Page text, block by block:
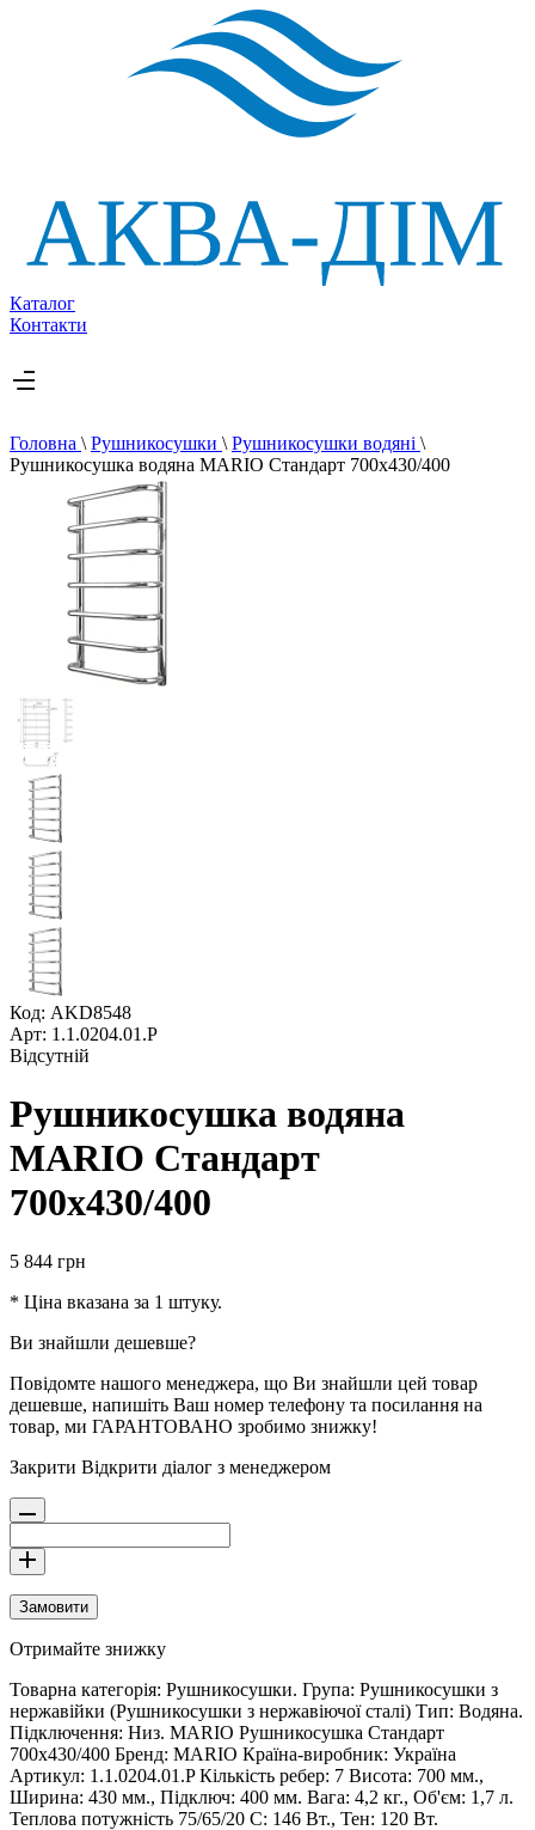
Каталог
Контакти
Головна \ Рушникосушки \ Рушникосушки водяні \
Рушникосушка водяна MARIO Стандарт 700х430/400
Код: AKD8548
Арт: 1.1.0204.01.P
Відсутній
Рушникосушка водяна
MARIO Стандарт
700х430/400
5 844 грн
* Ціна вказана за 1 штуку.
Ви знайшли дешевше?
Повідомте нашого менеджера, що Ви знайшли цей товар
дешевше, напишіть Ваш номер телефону та посилання на
товар, ми ГАРАНТОВАНО зробимо знижку!
Закрити Відкрити діалог з менеджером
Замовити
Отримайте знижку
Товарна категорія: Рушникосушки. Група: Рушникосушки з
нержавійки (Рушникосушки з нержавіючої сталі) Тип: Водяна.
Підключення: Низ. MARIO Рушникосушка Стандарт
700х430/400 Бренд: MARIO Країна-виробник: Україна
Артикул: 1.1.0204.01.P Кількість ребер: 7 Висота: 700 мм.,
Ширина: 430 мм., Підключ: 400 мм. Вага: 4,2 кг., Об'єм: 1,7 л.
Теплова потужність 75/65/20 С: 146 Вт., Тен: 120 Вт.